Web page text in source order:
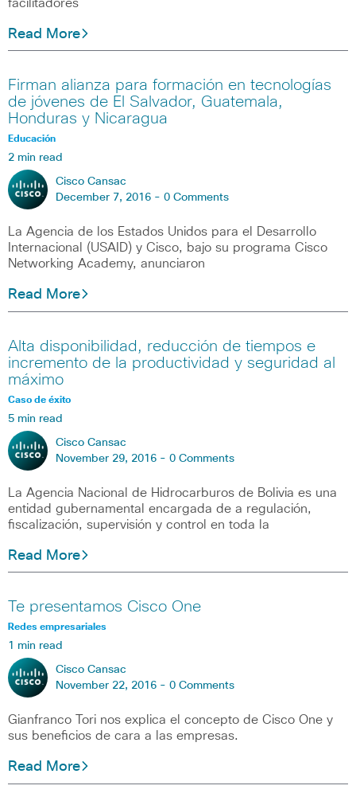
facilitadores
Read More
Firman alianza para formación en tecnologías
de jóvenes de El Salvador, Guatemala,
Honduras y Nicaragua
Educación
2 min read
Cisco Cansac
December 7, 2016 - 0 Comments
La Agencia de los Estados Unidos para el Desarrollo
Internacional (USAID) y Cisco, bajo su programa Cisco
Networking Academy, anunciaron
Read More
Alta disponibilidad, reducción de tiempos e
incremento de la productividad y seguridad al
máximo
Caso de éxito
5 min read
Cisco Cansac
November 29, 2016 - 0 Comments
La Agencia Nacional de Hidrocarburos de Bolivia es una
entidad gubernamental encargada de a regulación,
fiscalización, supervisión y control en toda la
Read More
Te presentamos Cisco One
Redes empresariales
1 min read
Cisco Cansac
November 22, 2016 - 0 Comments
Gianfranco Tori nos explica el concepto de Cisco One y
sus beneficios de cara a las empresas.
Read More